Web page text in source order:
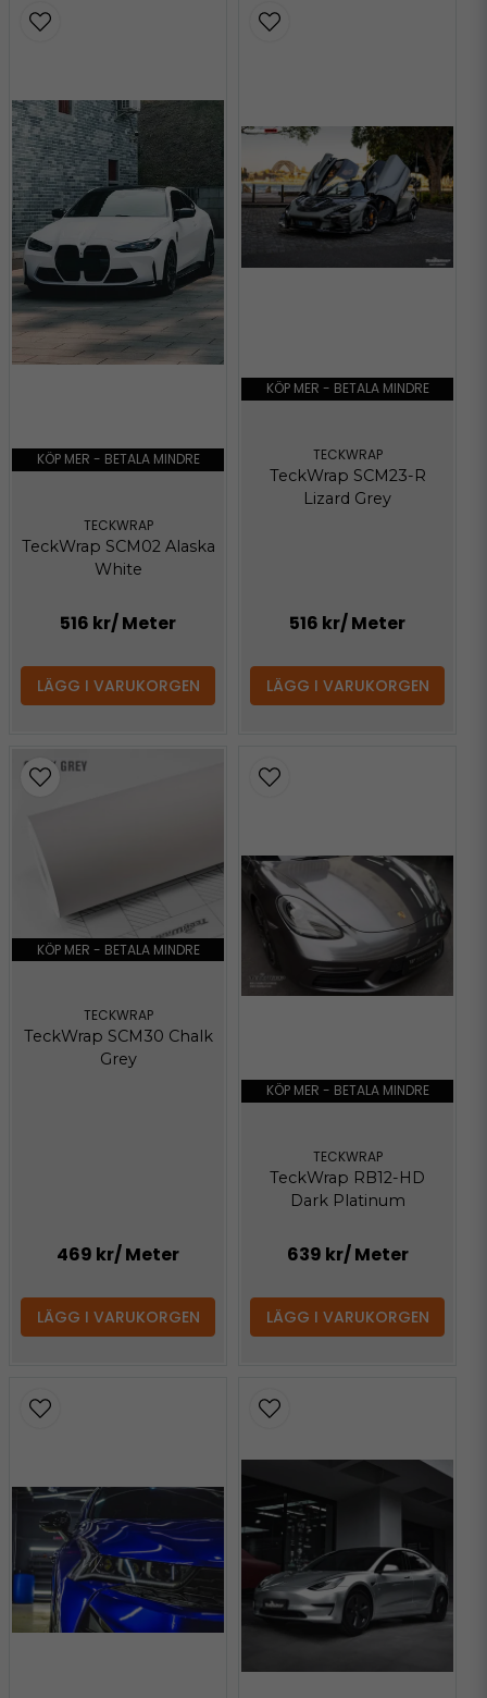
KÖP MER - BETALA MINDRE
TECKWRAP
TeckWrap SCM02 Alaska
White
516 kr/ Meter
LÄGG I VARUKORGEN
KÖP MER - BETALA MINDRE
TECKWRAP
TeckWrap SCM23-R
Lizard Grey
516 kr/ Meter
LÄGG I VARUKORGEN
KÖP MER - BETALA MINDRE
TECKWRAP
TeckWrap SCM30 Chalk
Grey
469 kr/ Meter
LÄGG I VARUKORGEN
KÖP MER - BETALA MINDRE
TECKWRAP
TeckWrap RB12-HD
Dark Platinum
639 kr/ Meter
LÄGG I VARUKORGEN